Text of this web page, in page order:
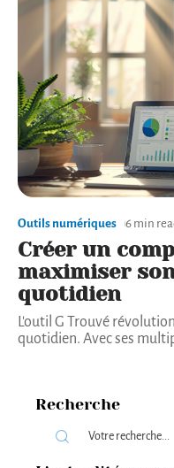
Outils numériques 6 min
Créer un
maximiser
quotidien
L'outil G Trouvé
quotidien. Avec ses
Recherche